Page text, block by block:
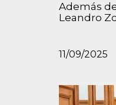
Además
Leandro
11/09/2025